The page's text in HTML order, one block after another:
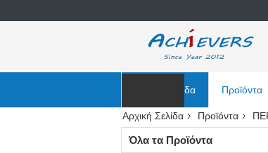
Αρχική Σελίδα Προϊόντα
Ειδήσεις
Αρχική Σελίδα Προϊόντα
Όλα τα Προϊόντα